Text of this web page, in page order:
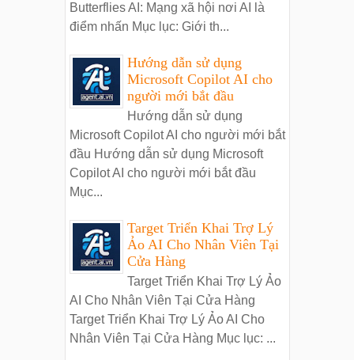
Butterflies AI: Mạng xã hội nơi AI là
điểm nhấn Mục lục: Giới th...
Hướng dẫn sử dụng
Microsoft Copilot AI cho
người mới bắt đầu
Hướng dẫn sử dụng
Microsoft Copilot AI cho người mới bắt
đầu Hướng dẫn sử dụng Microsoft
Copilot AI cho người mới bắt đầu
Mục...
Target Triển Khai Trợ Lý
Ảo AI Cho Nhân Viên Tại
Cửa Hàng
Target Triển Khai Trợ Lý Ảo
AI Cho Nhân Viên Tại Cửa Hàng
Target Triển Khai Trợ Lý Ảo AI Cho
Nhân Viên Tại Cửa Hàng Mục lục: ...